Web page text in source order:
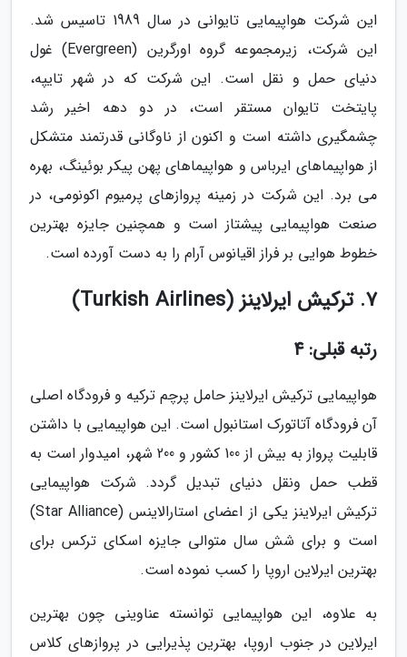
این شرکت هواپیمایی تایوانی در سال 1989 تاسیس شد.
این شرکت، زیرمجموعه گروه اورگرین (Evergreen) غول
دنیای حمل و نقل است. این شرکت که در شهر تایپه،
پایتخت تایوان مستقر است، در دو دهه اخیر رشد
چشمگیری داشته است و اکنون از ناوگانی قدرتمند متشکل
از هواپیماهای ایرباس و هواپیماهای پهن پیکر بوئینگ، بهره
می برد. این شرکت در زمینه پروازهای پرمیوم اکونومی، در
صنعت هواپیمایی پیشتاز است و همچنین جایزه بهترین
خطوط هوایی بر فراز اقیانوس آرام را به دست آورده است.
7. ترکیش ایرلاینز (Turkish Airlines)
رتبه قبلی: 4
هواپیمایی ترکیش ایرلاینز حامل پرچم ترکیه و فرودگاه اصلی
آن فرودگاه آتاتورک استانبول است. این هواپیمایی با داشتن
قابلیت پرواز به بیش از 100 کشور و 200 شهر، امیدوار است به
قطب حمل ونقل دنیای تبدیل گردد. شرکت هواپیمایی
ترکیش ایرلاینز یکی از اعضای استارالاینس (Star Alliance)
است و برای شش سال متوالی جایزه اسکای ترکس برای
بهترین ایرلاین اروپا را کسب نموده است.
به علاوه، این هواپیمایی توانسته عناوینی چون بهترین
ایرلاین در جنوب اروپا، بهترین پذیرایی در پروازهای کلاس